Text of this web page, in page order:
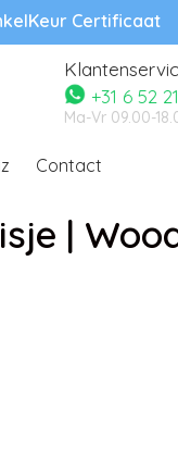
Certificaat
+31 6 52
Ma-Vr 09.00-
Contact
|